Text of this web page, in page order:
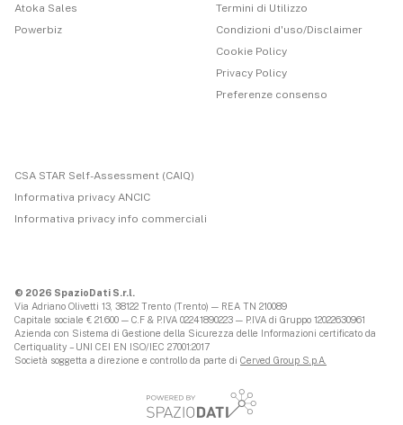
Atoka Sales
Powerbiz
Termini di Utilizzo
Condizioni d'uso/Disclaimer
Cookie Policy
Privacy Policy
Preferenze consenso
CSA STAR Self-Assessment (CAIQ)
Informativa privacy ANCIC
Informativa privacy info commerciali
© 2026 SpazioDati S.r.l.
Via Adriano Olivetti 13, 38122 Trento (Trento) — REA TN 210089
Capitale sociale € 21.600 — C.F & P.IVA 02241890223 — P.IVA di Gruppo 12022630961
Azienda con Sistema di Gestione della Sicurezza delle Informazioni certificato da
Certiquality – UNI CEI EN ISO/IEC 27001:2017
Società soggetta a direzione e controllo da parte di Cerved Group S.p.A.